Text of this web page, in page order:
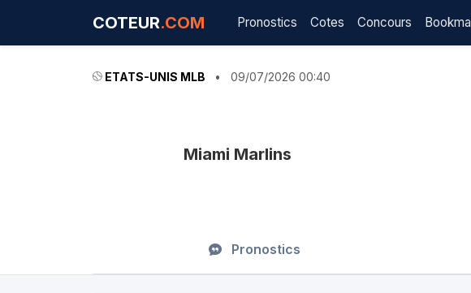
COTEUR.COM Pronostics Cotes Concours
ETATS-UNIS MLB • 09/07/2026 00:40
Miami Marlins
Pronostics